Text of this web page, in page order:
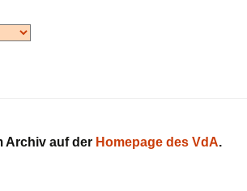
Archiv auf der Homepage des VdA.